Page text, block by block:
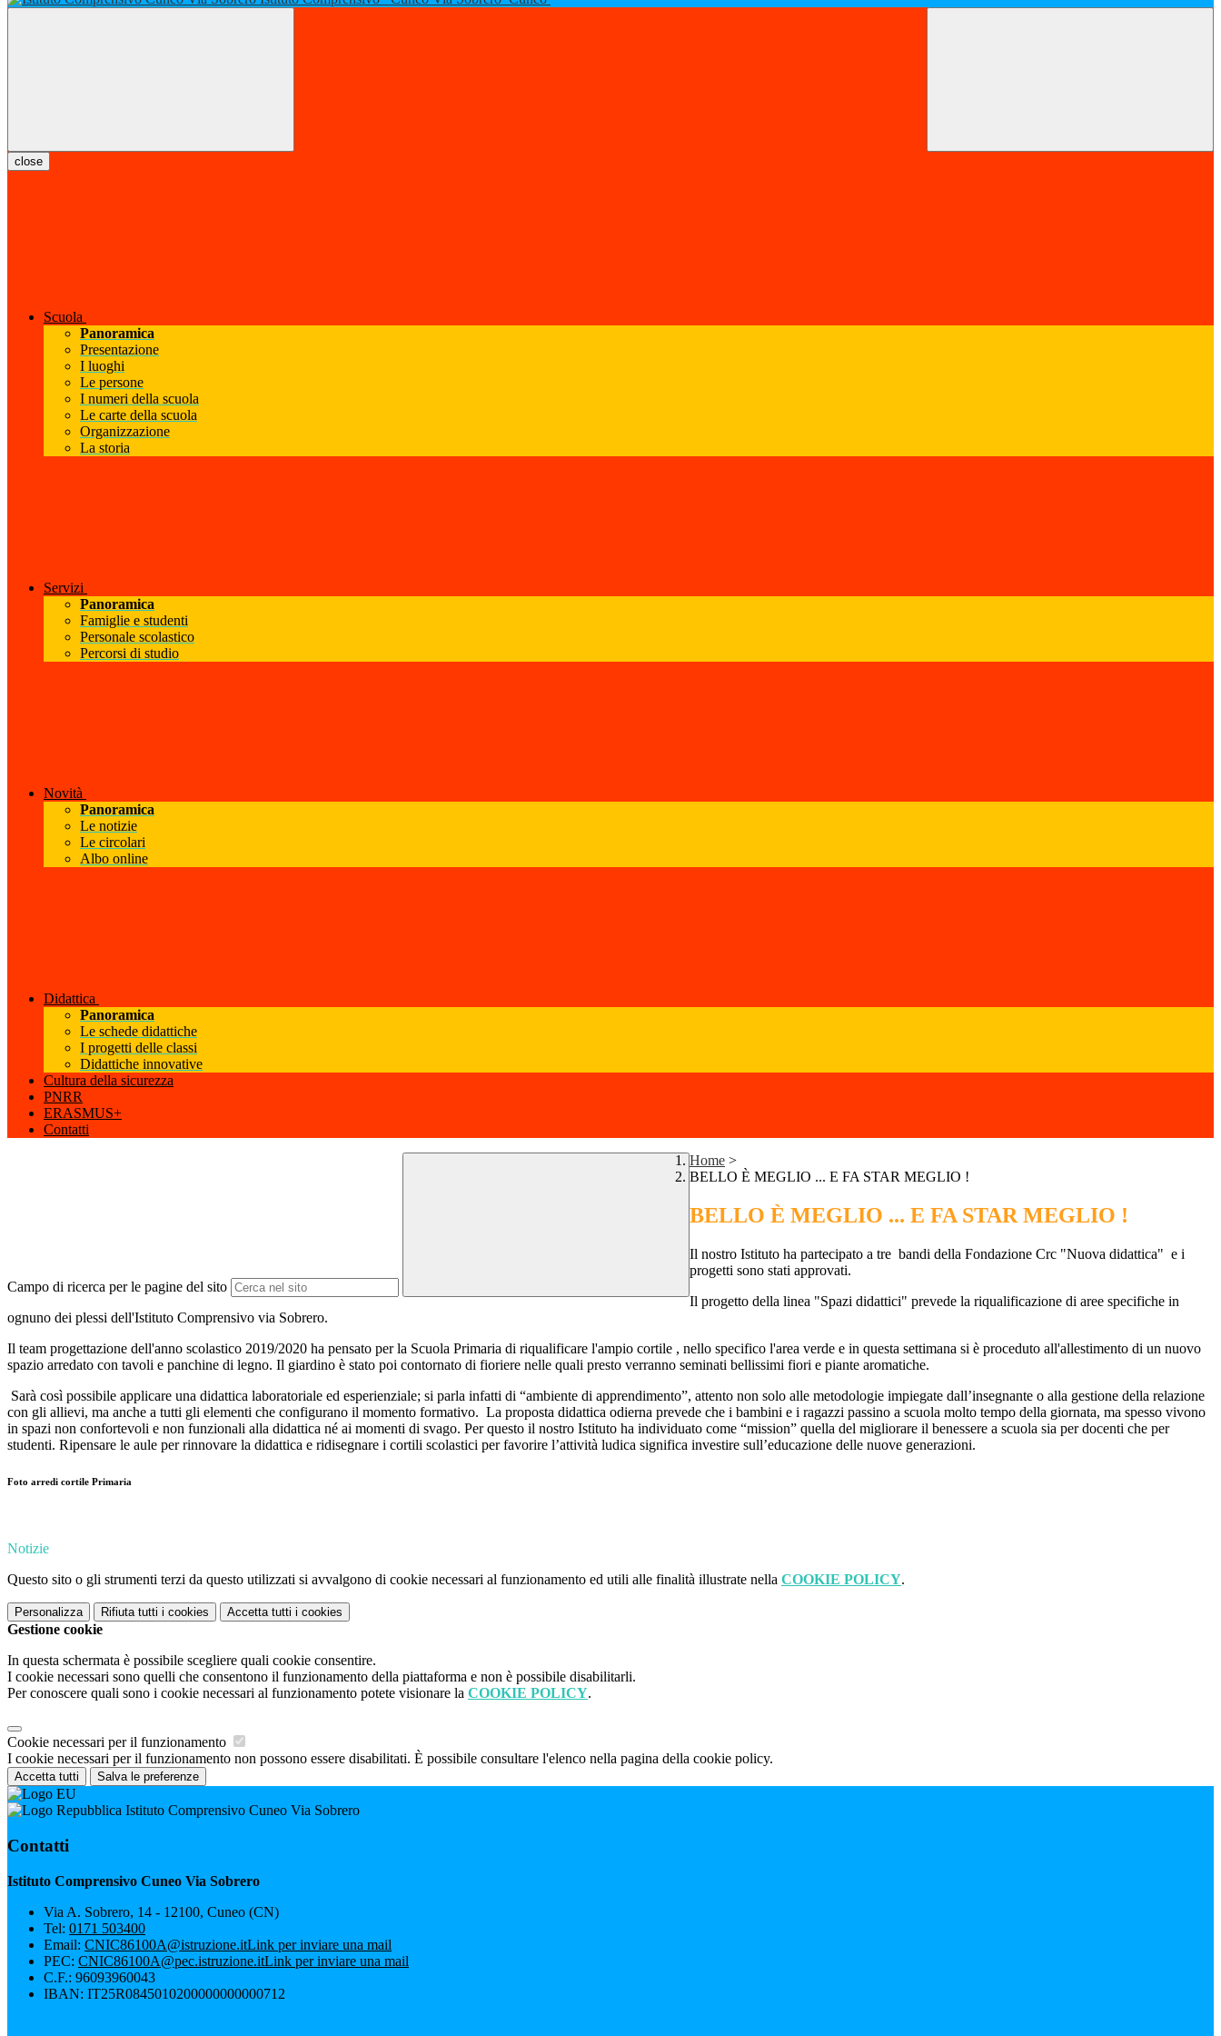
close
Scuola
Panoramica
Presentazione
I luoghi
Le persone
I numeri della scuola
Le carte della scuola
Organizzazione
La storia
Servizi
Panoramica
Famiglie e studenti
Personale scolastico
Percorsi di studio
Novità
Panoramica
Le notizie
Le circolari
Albo online
Didattica
Panoramica
Le schede didattiche
I progetti delle classi
Didattiche innovative
Cultura della sicurezza
PNRR
ERASMUS+
Contatti
Campo di ricerca per le pagine del sito
Home >
BELLO È MEGLIO ... E FA STAR MEGLIO !
BELLO È MEGLIO ... E FA STAR MEGLIO !
Il nostro Istituto ha partecipato a tre bandi della Fondazione Crc "Nuova didattica" e i
progetti sono stati approvati.
Il progetto della linea "Spazi didattici" prevede la riqualificazione di aree specifiche in
ognuno dei plessi dell'Istituto Comprensivo via Sobrero.
Il team progettazione dell'anno scolastico 2019/2020 ha pensato per la Scuola Primaria di riqualificare l'ampio cortile , nello specifico l'area verde e in questa settimana si è proceduto all'allestimento di un nuovo
spazio arredato con tavoli e panchine di legno. Il giardino è stato poi contornato di fioriere nelle quali presto verranno seminati bellissimi fiori e piante aromatiche.
Sarà così possibile applicare una didattica laboratoriale ed esperienziale; si parla infatti di “ambiente di apprendimento”, attento non solo alle metodologie impiegate dall’insegnante o alla gestione della relazione
con gli allievi, ma anche a tutti gli elementi che configurano il momento formativo. La proposta didattica odierna prevede che i bambini e i ragazzi passino a scuola molto tempo della giornata, ma spesso vivono
in spazi non confortevoli e non funzionali alla didattica né ai momenti di svago. Per questo il nostro Istituto ha individuato come “mission” quella del migliorare il benessere a scuola sia per docenti che per
studenti. Ripensare le aule per rinnovare la didattica e ridisegnare i cortili scolastici per favorire l’attività ludica significa investire sull’educazione delle nuove generazioni.
Foto arredi cortile Primaria
Notizie
Questo sito o gli strumenti terzi da questo utilizzati si avvalgono di cookie necessari al funzionamento ed utili alle finalità illustrate nella COOKIE POLICY.
Personalizza Rifiuta tutti i cookies Accetta tutti i cookies
Gestione cookie
In questa schermata è possibile scegliere quali cookie consentire.
I cookie necessari sono quelli che consentono il funzionamento della piattaforma e non è possibile disabilitarli.
Per conoscere quali sono i cookie necessari al funzionamento potete visionare la COOKIE POLICY.
Cookie necessari per il funzionamento
I cookie necessari per il funzionamento non possono essere disabilitati. È possibile consultare l'elenco nella pagina della cookie policy.
Accetta tutti Salva le preferenze
Istituto Comprensivo Cuneo Via Sobrero
Contatti
Istituto Comprensivo Cuneo Via Sobrero
Via A. Sobrero, 14 - 12100, Cuneo (CN)
Tel: 0171 503400
Email: CNIC86100A@istruzione.itLink per inviare una mail
PEC: CNIC86100A@pec.istruzione.itLink per inviare una mail
C.F.: 96093960043
IBAN: IT25R0845010200000000000712